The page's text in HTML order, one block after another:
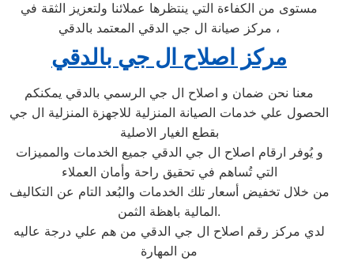
مستوى من الكفاءة التي ينتظرها عملائنا ولتعزيز الثقة في
مركز صيانة ال جي الدقي المعتمد بالدقي ،
مركز اصلاح ال جي بالدقي
معنا نحن ضمان و اصلاح ال جي الرسمي بالدقي يمكنكم
الحصول علي خدمات الصيانة المنزلية للاجهزة المنزلية ال جي
بقطع الغيار الاصلية
و يُوفر ارقام اصلاح ال جي الدقي جميع الخدمات والمميزات
التي تُساهم في تحقيق راحة وأمان العملاء
من خلال تخفيض أسعار تلك الخدمات والبُعد التام عن التكاليف
المالية باهظة الثمن.
لدي مركز رقم اصلاح ال جي الدقي من هم علي درجة عاليه
من المهارة